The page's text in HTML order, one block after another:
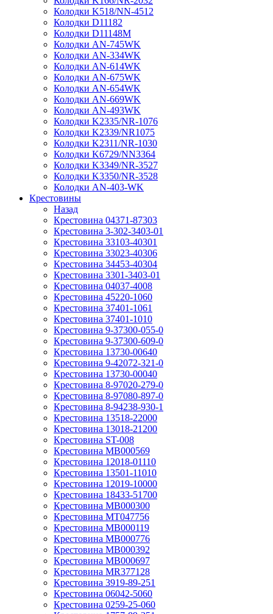
Колодки K518/NN-4512
Колодки D11182
Колодки D11148M
Колодки AN-745WK
Колодки AN-334WK
Колодки AN-614WK
Колодки AN-675WK
Колодки AN-654WK
Колодки AN-669WK
Колодки AN-493WK
Колодки K2335/NR-1076
Колодки K2339/NR1075
Колодки K2311/NR-1030
Колодки K6729/NN3364
Колодки K3349/NR-3527
Колодки K3350/NR-3528
Колодки AN-403-WK
Крестовины
Назад
Крестовина 04371-87303
Крестовина 3-302-3403-01
Крестовина 33103-40301
Крестовина 33023-40306
Крестовина 34453-40304
Крестовина 3301-3403-01
Крестовина 04037-4008
Крестовина 45220-1060
Крестовина 37401-1061
Крестовина 37401-1010
Крестовина 9-37300-055-0
Крестовина 9-37300-609-0
Крестовина 13730-00640
Крестовина 9-42072-321-0
Крестовина 13730-00040
Крестовина 8-97020-279-0
Крестовина 8-97080-897-0
Крестовина 8-94238-930-1
Крестовина 13518-22000
Крестовина 13018-21200
Крестовина ST-008
Крестовина MB000569
Крестовина 12018-01110
Крестовина 13501-11010
Крестовина 12019-10000
Крестовина 18433-51700
Крестовина MB000300
Крестовина MT047756
Крестовина MB000119
Крестовина MB000776
Крестовина MB000392
Крестовина MB000697
Крестовина MR377128
Крестовина 3919-89-251
Крестовина 06042-5060
Крестовина 0259-25-060